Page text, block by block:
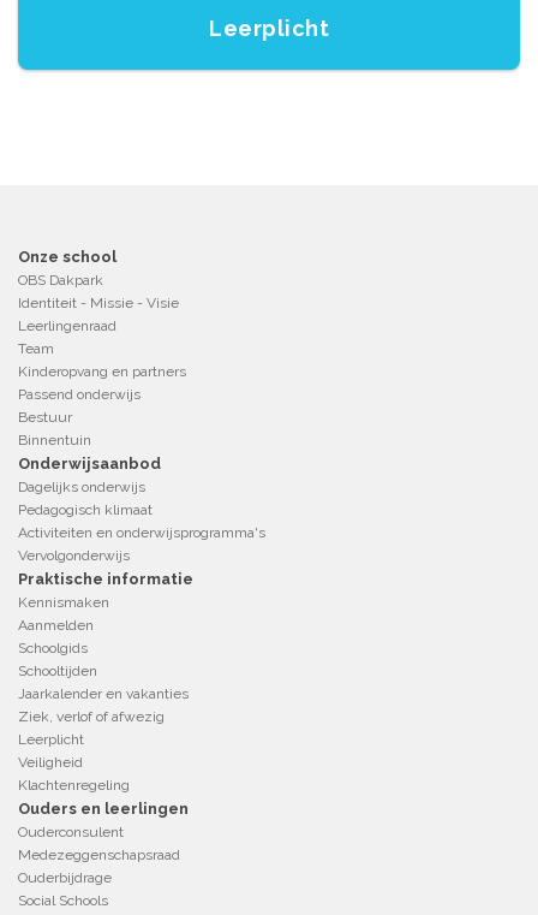
Leerplicht
Onze school
OBS Dakpark
Identiteit - Missie - Visie
Leerlingenraad
Team
Kinderopvang en partners
Passend onderwijs
Bestuur
Binnentuin
Onderwijsaanbod
Dagelijks onderwijs
Pedagogisch klimaat
Activiteiten en onderwijsprogramma's
Vervolgonderwijs
Praktische informatie
Kennismaken
Aanmelden
Schoolgids
Schooltijden
Jaarkalender en vakanties
Ziek, verlof of afwezig
Leerplicht
Veiligheid
Klachtenregeling
Ouders en leerlingen
Ouderconsulent
Medezeggenschapsraad
Ouderbijdrage
Social Schools